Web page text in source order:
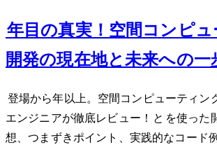
Vision Pro 2年目の真実！空間コン
開発の現在地と未来への一
Apple Vision Pro登場から1年以上。空間コンピュー
エンジニアが徹底レビュー！SwiftUIとRealityKitを使
想、つまずきポイント、実践的なコード